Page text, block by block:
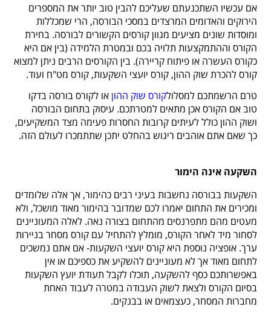
אם עכשיו השתכנעתם שעליכם להבין טוב יותר את המספרים
הירוקים והאדומים המרצדים במסכי הבורסה, הרי שמכללות
ומוסדות שונים מציעים מגוון קורסים הקשורים לבורסה. בחירת
הקורס וההתמקצעות תלויה בכם ובמטרת הלמידה (בין אם היא
כקורס העשרה או פיתוח קריירה). בין הקורסים הרבים ניתן למצוא
קורס להכרת שוק ההון, קורס יועצי השקעות, קורס מט"ח ועוד.
טרם הרשמתכם למסלולקורס שוק ההוןאו לקורס בורסה בדקו
טוב אם הקורס אכן מתאים למטרתכם. עיסוק בתחום הבורסה
ושוק ההון כולל לעיתים קרובות החסרות פעימה מצד המשקיעים,
כך שאם אתם אוהבים ריגוש בהחלט יתכן שתתמכרו לעולם הזה.
השקעה אינה הימור
השקעות בבורסה נחשבות בעיני רבים כהימור, אך אלה שלומדים
ומכירים את התחום יאמרו לכם שמדובר בהימור מאוד מושכל, ולא
מעטים מהם מתפרנסים מהתחום בצורה נאה. לאלה המעוניינים
לסחור מיד לאחר הקורס, מומלץ להתחיל עם קורס מסחר בניירות
ערך. אופציה נוספת היא קורס יועצי השקעות- אם אתם נמשכים
לתחום מאוד אך לא מעוניינים להשקיע את כספיכם או אין
באפשרותכם כסף להשקעה, תוכלו לקבל תעודת יועץ השקעות
בסיום הקורס ולצאת לשוק העבודה במטרה לעבוד האחת
מחברות המסחר, כעצמאים או בבנקים.